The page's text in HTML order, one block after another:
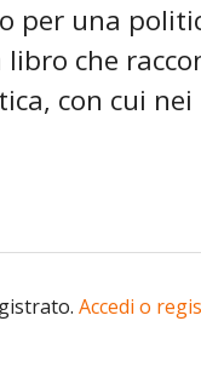
per una
libro che
con cui
Accedi o